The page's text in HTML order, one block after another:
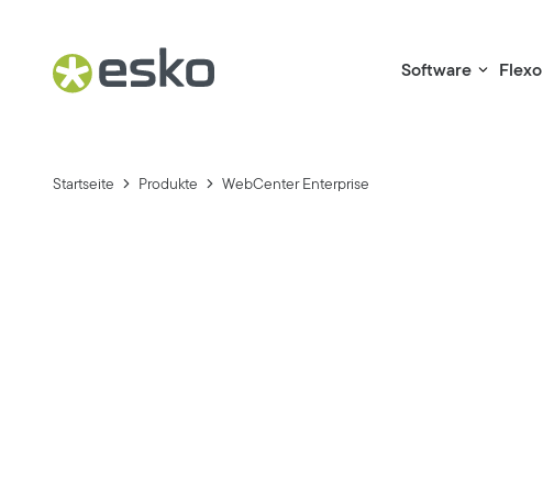
Software Flexo
Startseite Produkte WebCenter Enterprise